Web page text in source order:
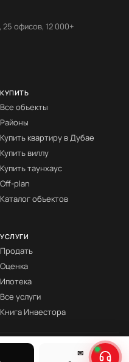
✉
офисов, 12 000+
КУПИТЬ
Все объекты
Районы
Купить квартиру в Дубае
Купить виллу
Купить таунхаус
Off-plan
Каталог объектов
УСЛУГИ
Продать
Оценка
Ипотека
Все услуги
Книга Инвестора